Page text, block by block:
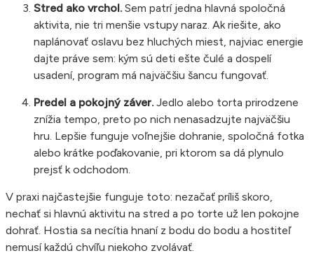
Stred ako vrchol. Sem patrí jedna hlavná spoločná
aktivita, nie tri menšie vstupy naraz. Ak riešite, ako
naplánovať oslavu bez hluchých miest, najviac energie
dajte práve sem: kým sú deti ešte čulé a dospelí
usadení, program má najväčšiu šancu fungovať.
Predel a pokojný záver. Jedlo alebo torta prirodzene
znížia tempo, preto po nich nenasadzujte najväčšiu
hru. Lepšie funguje voľnejšie dohranie, spoločná fotka
alebo krátke poďakovanie, pri ktorom sa dá plynulo
prejsť k odchodom.
V praxi najčastejšie funguje toto: nezačať príliš skoro,
nechať si hlavnú aktivitu na stred a po torte už len pokojne
dohrať. Hostia sa necítia hnaní z bodu do bodu a hostiteľ
nemusí každú chvíľu niekoho zvolávať.